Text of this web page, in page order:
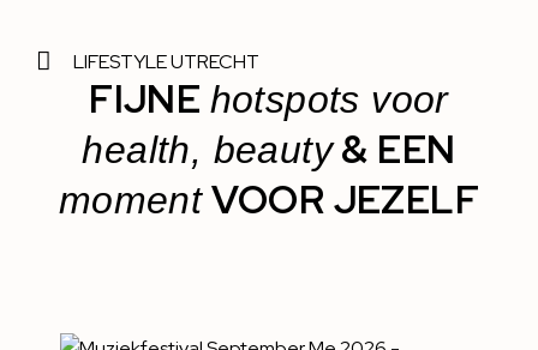
LIFESTYLE UTRECHT
FIJNE hotspots voor
health, beauty& EEN
momentVOOR JEZELF